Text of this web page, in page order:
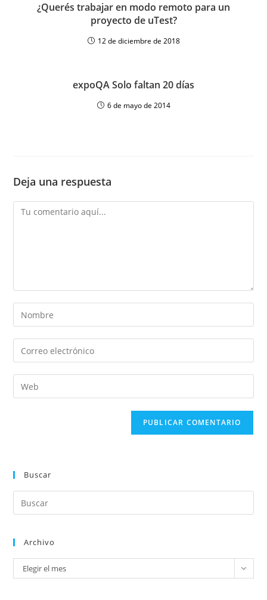
¿Querés trabajar en modo remoto para un
proyecto de uTest?
12 de diciembre de 2018
expoQA Solo faltan 20 días
6 de mayo de 2014
Deja una respuesta
Buscar
Archivo
Elegir el mes